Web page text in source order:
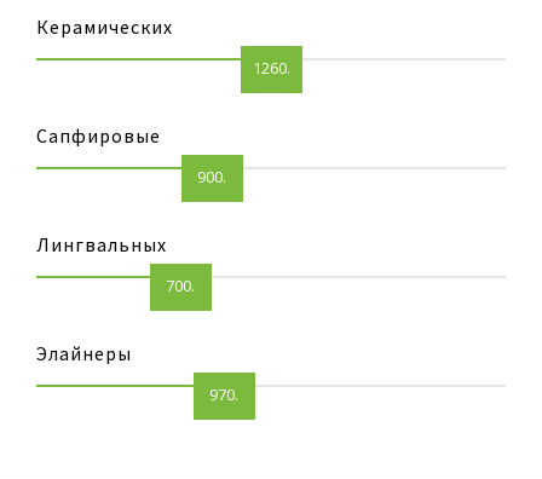
Керамических
1260.
Сапфировые
900.
Лингвальных
700.
Элайнеры
970.